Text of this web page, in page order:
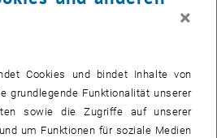
lokale Lösungsansätze, um diesen
Praktiken sie einsetzen und
und praktischen Herausforderungen
vergleichende Forschungsprojekt
to Precarious Migrants: Frames,
×
Cookies und bindet Inhalte von
grundlegende Funktionalität unserer
sowie die Zugriffe auf unserer
um Funktionen für soziale Medien